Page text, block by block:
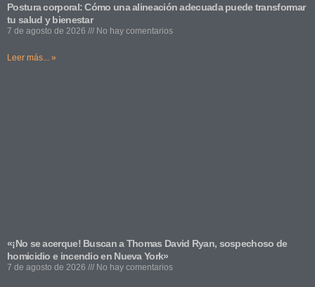
Postura corporal: Cómo una alineación adecuada puede transformar
tu salud y bienestar
7 de agosto de 2026 No hay comentarios
Leer más... »
«¡No se acerque! Buscan a Thomas David Ryan, sospechoso de
homicidio e incendio en Nueva York»
7 de agosto de 2026 No hay comentarios